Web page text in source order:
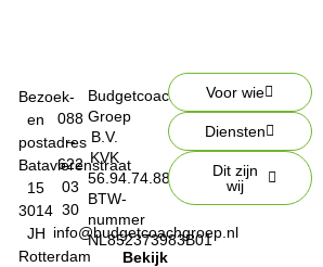
Bezoek-
en
postadres
Batavierenstraat
15
3014
JH
Rotterdam
088
–
622
03
30
info@budgetcoachgroep.nl
Budgetcoach
Groep
B.V.
KVK
56.94.74.88
BTW-
nummer
NL852373983B01
Bekijk
Voor wie
Diensten
Dit zijn
wij